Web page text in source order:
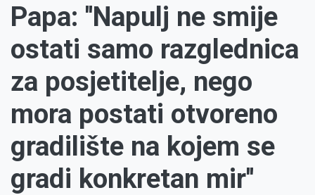
Papa: ''Napulj ne smije
ostati samo razglednica
za posjetitelje, nego
mora postati otvoreno
gradilište na kojem se
gradi konkretan mir''